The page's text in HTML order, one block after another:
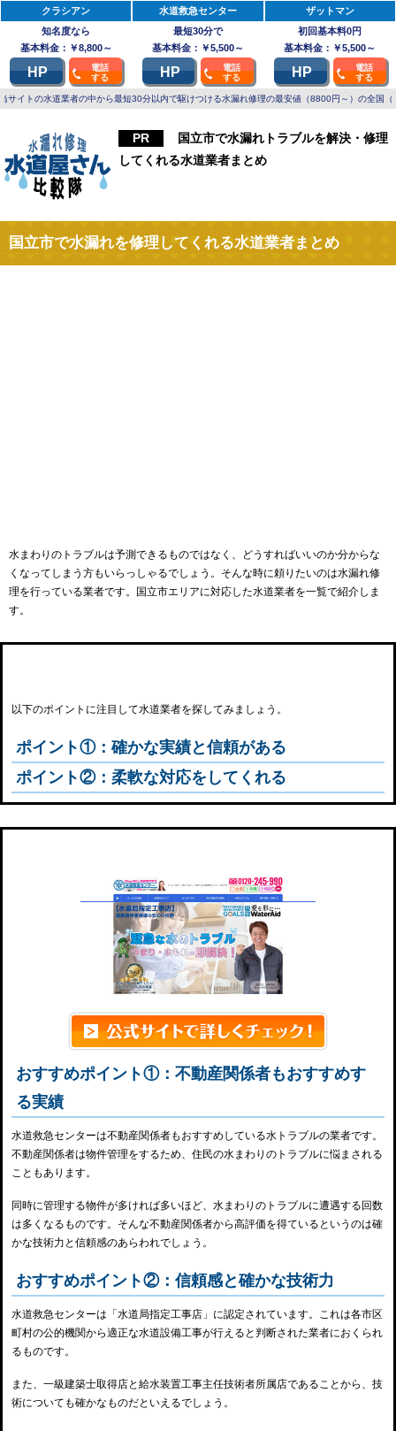
クラシアン
知名度なら
基本料金：￥8,800～
HP
電話
する
水道救急センター
最短30分で
基本料金：￥5,500～
HP
電話
する
ザットマン
初回基本料0円
基本料金：￥5,500～
HP
電話
する
当サイトの水道業者の中から最短30分以内で駆けつける水漏れ修理の最安値（8800円～）の全
国立市で水漏れトラブルを解決・修理
してくれる水道業者まとめ
国立市で水漏れを修理してくれる水道業者まとめ
水まわりのトラブルは予測できるものではなく、どうすればいいのか分からな
くなってしまう方もいらっしゃるでしょう。そんな時に頼りたいのは水漏れ修
理を行っている業者です。国立市エリアに対応した水道業者を一覧で紹介しま
す。
以下のポイントに注目して水道業者を探してみましょう。
ポイント①：確かな実績と信頼がある
ポイント②：柔軟な対応をしてくれる
おすすめポイント①：不動産関係者もおすすめす
る実績
水道救急センターは不動産関係者もおすすめしている水トラブルの業者です。
不動産関係者は物件管理をするため、住民の水まわりのトラブルに悩まされる
こともあります。
同時に管理する物件が多ければ多いほど、水まわりのトラブルに遭遇する回数
は多くなるものです。そんな不動産関係者から高評価を得ているというのは確
かな技術力と信頼感のあらわれでしょう。
おすすめポイント②：信頼感と確かな技術力
水道救急センターは「水道局指定工事店」に認定されています。これは各市区
町村の公的機関から適正な水道設備工事が行えると判断された業者におくられ
るものです。
また、一級建築士取得店と給水装置工事主任技術者所属店であることから、技
術についても確かなものだといえるでしょう。